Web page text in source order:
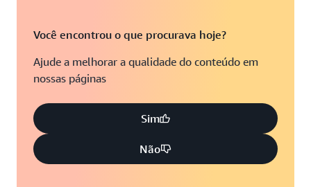
Você encontrou o que procurava hoje?
Ajude a melhorar a qualidade do conteúdo em
nossas páginas
Sim
Não